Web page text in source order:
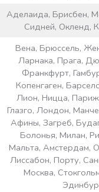
Аделаида, Брисбен,
Сидней, Окленд,
Вена, Брюссель,
Ларнака, Прага,
Франкфурт,
Копенгаген,
Лион, Ницца,
Глазго, Лондон,
Афины, Загреб,
Болонья, Милан,
Мальта, Амстердам,
Лиссабон, Порту,
Москва,